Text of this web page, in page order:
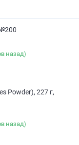
назад)
Powder), 227 г,
назад)